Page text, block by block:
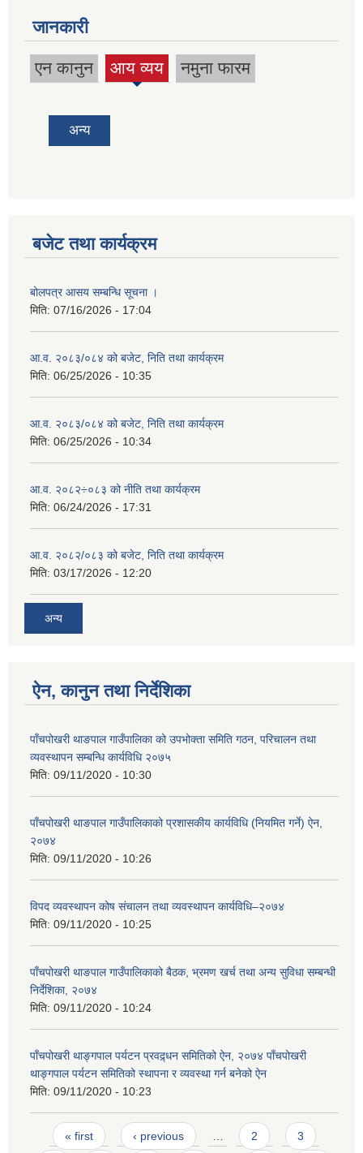
जानकारी
एन कानुन आय व्यय
(active
नमुना फारम
अन्य
बजेट तथा कार्यक्रम
बोलपत्र आसय सम्बन्धि सूचना ।
मिति: 07/16/2026 - 17:04
आ.व. २०८३/०८४ को बजेट, निति तथा कार्यक्रम
मिति: 06/25/2026 - 10:35
आ.व. २०८३/०८४ को बजेट, निति तथा कार्यक्रम
मिति: 06/25/2026 - 10:34
आ.व. २०८२÷०८३ को नीति तथा कार्यक्रम
मिति: 06/24/2026 - 17:31
आ.व. २०८२/०८३ को बजेट, निति तथा कार्यक्रम
मिति: 03/17/2026 - 12:20
अन्य
ऐन, कानुन तथा निर्देशिका
पाँचपोखरी थाङपाल गाउँपालिका को उपभोक्ता समिति गठन, परिचालन तथा
व्यवस्थापन सम्बन्धि कार्यविधि २०७५
मिति: 09/11/2020 - 10:30
पाँचपोखरी थाङपाल गाउँपालिकाको प्रशासकीय कार्यविधि (नियमित गर्ने) ऐन,
२०७४
मिति: 09/11/2020 - 10:26
विपद व्यवस्थापन कोष संचालन तथा व्यवस्थापन कार्यविधि–२०७४
मिति: 09/11/2020 - 10:25
पाँचपोखरी थाङपाल गाउँपालिकाको बैठक, भ्रमण खर्च तथा अन्य सुविधा सम्बन्धी
निर्देशिका, २०७४
मिति: 09/11/2020 - 10:24
पाँचपोखरी थाङ्गपाल पर्यटन प्रवद्र्धन समितिको ऐन, २०७४ पाँचपोखरी
थाङ्गपाल पर्यटन समितिको स्थापना र व्यवस्था गर्न बनेको ऐन
मिति: 09/11/2020 - 10:23
Pages
« first ‹ previous 2 3